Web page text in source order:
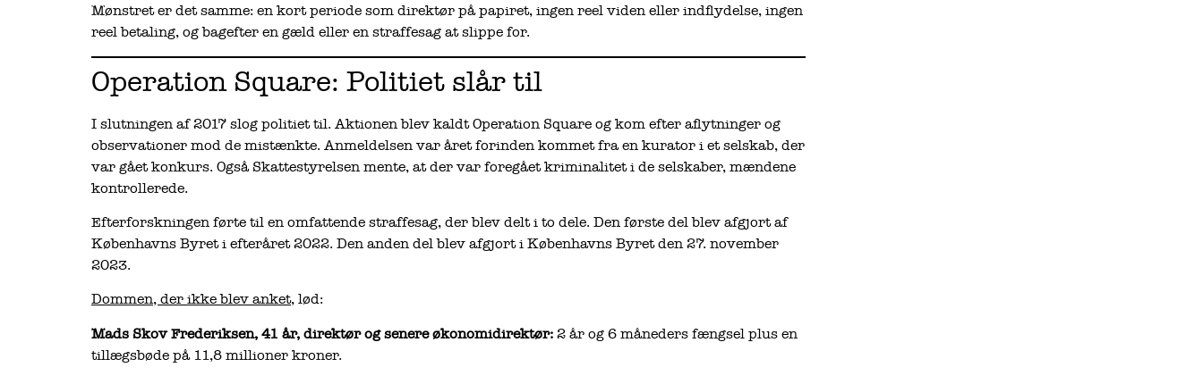
Mønstret er det samme: en kort periode som direktør på papiret, ingen reel viden eller indflydelse, ingen
reel betaling, og bagefter en gæld eller en straffesag at slippe for.
Operation Square: Politiet slår til
I slutningen af 2017 slog politiet til. Aktionen blev kaldt Operation Square og kom efter aflytninger og
observationer mod de mistænkte. Anmeldelsen var året forinden kommet fra en kurator i et selskab, der
var gået konkurs. Også Skattestyrelsen mente, at der var foregået kriminalitet i de selskaber, mændene
kontrollerede.
Efterforskningen førte til en omfattende straffesag, der blev delt i to dele. Den første del blev afgjort af
Københavns Byret i efteråret 2022. Den anden del blev afgjort i Københavns Byret den 27. november
2023.
Dommen, der ikke blev anket, lød:
Mads Skov Frederiksen, 41 år, direktør og senere økonomidirektør: 2 år og 6 måneders fængsel plus en
tillægsbøde på 11,8 millioner kroner.